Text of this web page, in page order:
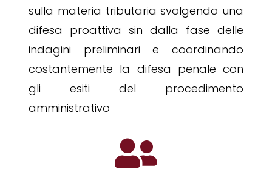
sulla materia tributaria svolgendo una
difesa proattiva sin dalla fase delle
indagini preliminari e coordinando
costantemente la difesa penale con
gli esiti del procedimento
amministrativo
